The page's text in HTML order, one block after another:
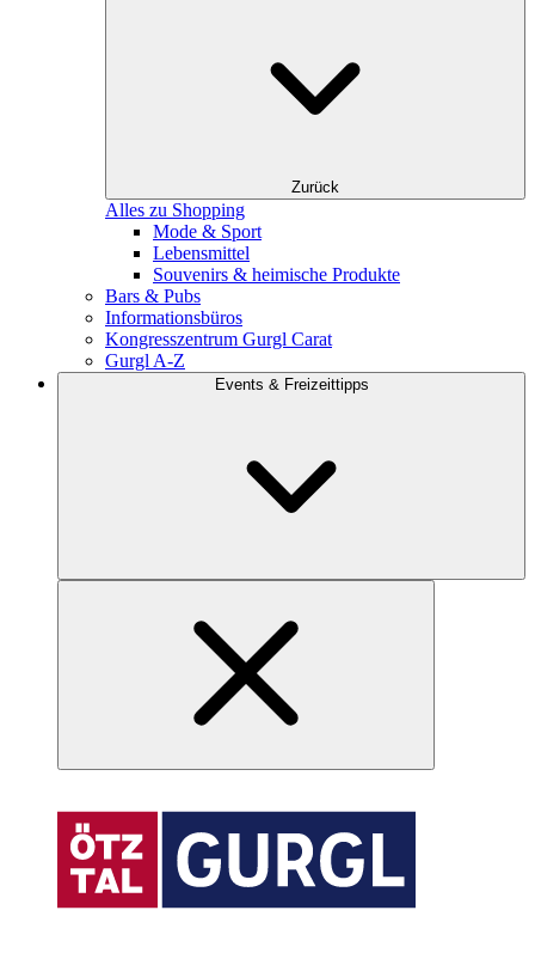
Zurück
Alles zu Shopping
Mode & Sport
Lebensmittel
Souvenirs & heimische Produkte
Bars & Pubs
Informationsbüros
Kongresszentrum Gurgl Carat
Gurgl A-Z
Events & Freizeittipps